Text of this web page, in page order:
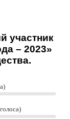
участник
– 2023»
голоса